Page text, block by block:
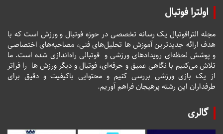
اولترا فوتبال
مجله الترافوتبال یک رسانه تخصصی در حوزه فوتبال و ورزش است که با
هدف ارائه جدیدترین آموزش ها تحلیل‌های فنی، مصاحبه‌های اختصاصی
و پوشش لحظه‌ای رویدادهای ورزشی و فوتبالی راه‌اندازی شده است. ما
تلاش می‌کنیم با نگاهی عمیق و حرفه‌ای، فوتبال و دیگر ورزش ها را فراتر
از یک بازی ورزشی بررسی کنیم و محتوایی باکیفیت و دقیق برای
طرفداران این رشته پرهیجان فراهم آوریم.
گالری